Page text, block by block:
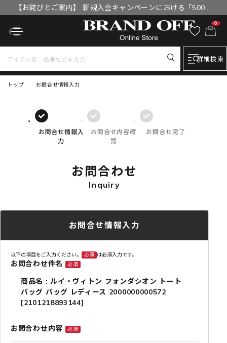
【お詫びとご案内】 新規入会キャンペーンにおける「500円
OFFクーポン」付与漏れと補填について
0
詳細検索
トップ お問合せ情報入力
お問合せ情報入
力
お問合せ内容確
認
お問合せ完了
お問合わせ
Inquiry
お問合せ情報入力
以下の項目をご入力ください。 必須 は必須入力です。
お問合わせ件名 必須
商品名 : ルイ・ヴィトン フォンダシオン トート
バッグ バッグ レディース 2000000000572
[2101218893144]
お問合わせ内容 必須